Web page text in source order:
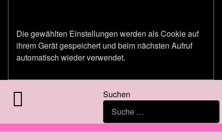
Die gewählten Einstellungen werden als Cookie auf
ihrem Gerät gespeichert und beim nächsten Aufruf
automatisch wieder verwendet.
Suchen